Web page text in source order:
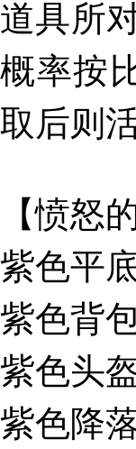
道具所
概率按
取后则
【愤怒
紫色平
紫色背
紫色头
紫色降